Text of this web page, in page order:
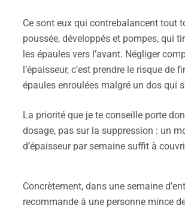
Ce sont eux qui contrebalancent tout
poussée, développés et pompes, qui
les épaules vers l’avant. Négliger
l’épaisseur, c’est prendre le risque de
épaules enroulées malgré un dos qui
La priorité que je te conseille porte
dosage, pas sur la suppression : un
d’épaisseur par semaine suffit à
Concrètement, dans une semaine
recommande à une personne mince